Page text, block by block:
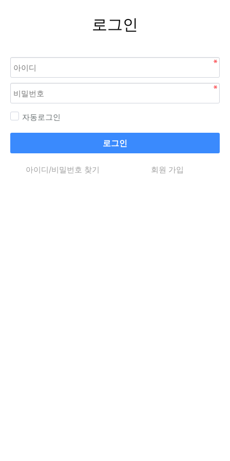
로그인
자동로그인
로그인
아이디/비밀번호 찾기 회원 가입